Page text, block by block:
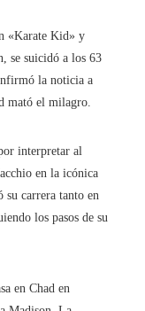
«Karate Kid» y
se suicidó a los 63
la noticia a
mató el milagro.
interpretar al
en la icónica
su carrera tanto en
los pasos de su
en Chad en